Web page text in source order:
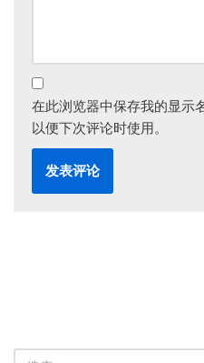
在此浏览器中保存我的显示
以便下次评论时使用。